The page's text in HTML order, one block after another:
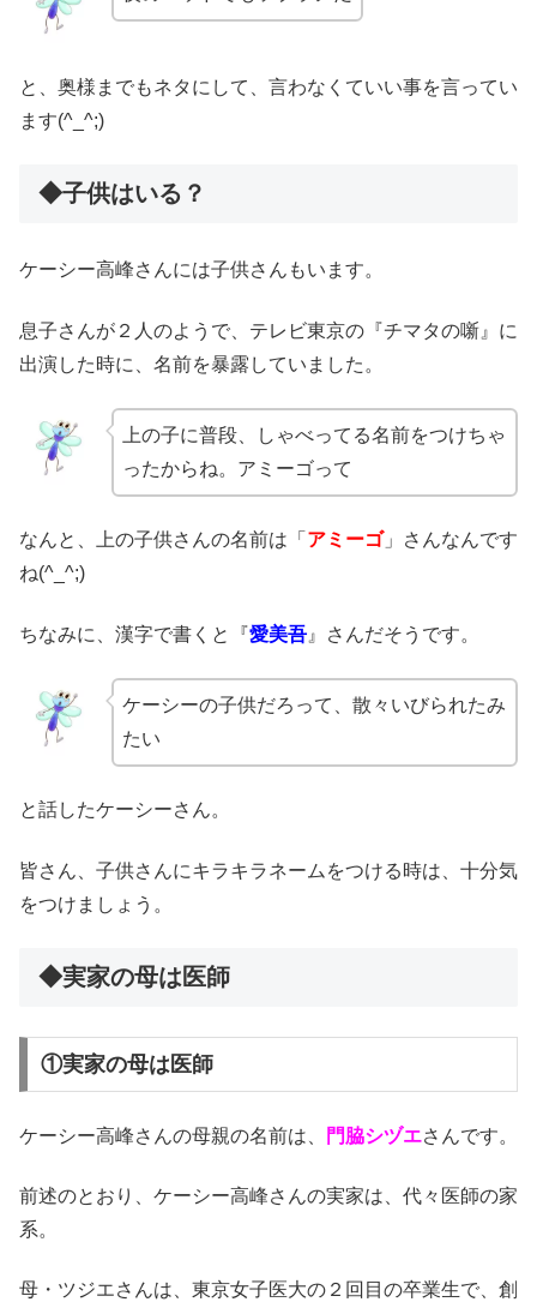
と、奥様までもネタにして、言わなくていい事を言ってい
ます(^_^;)
◆子供はいる？
ケーシー高峰さんには子供さんもいます。
息子さんが２人のようで、テレビ東京の『チマタの噺』に
出演した時に、名前を暴露していました。
上の子に普段、しゃべってる名前をつけちゃ
ったからね。アミーゴって
なんと、上の子供さんの名前は「 アミーゴ」さんなんです
ね(^_^;)
ちなみに、漢字で書くと『愛美吾 』さんだそうです。
ケーシーの子供だろって、散々いびられたみ
たい
と話したケーシーさん。
皆さん、子供さんにキラキラネームをつける時は、十分気
をつけましょう。
◆実家の母は医師
①実家の母は医師
ケーシー高峰さんの母親の名前は、 門脇シヅエさんです。
前述のとおり、ケーシー高峰さんの実家は、代々医師の家
系。
母・ツジエさんは、東京女子医大の２回目の卒業生で、創